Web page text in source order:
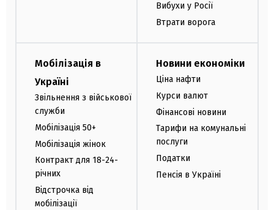
Вибухи у Росії
Втрати ворога
Мобілізація в
Україні
Звільнення з військової
служби
Мобілізація 50+
Мобілізація жінок
Контракт для 18-24-
річних
Відстрочка від
мобілізації
Новини економіки
Ціна нафти
Курси валют
Фінансові новини
Тарифи на комунальні
послуги
Податки
Пенсія в Україні